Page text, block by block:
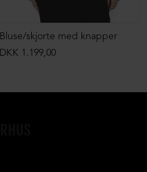
Bluse/skjorte med knapper
DKK 1.199,00